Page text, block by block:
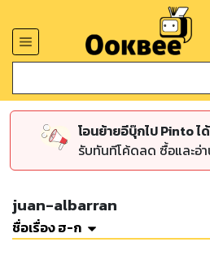
โอนย้ายอีบุ๊กไป Pinto
รับทันทีโค้ดลด ซื้อและอ่
juan-albarran
ชื่อเรื่อง ฮ-ก